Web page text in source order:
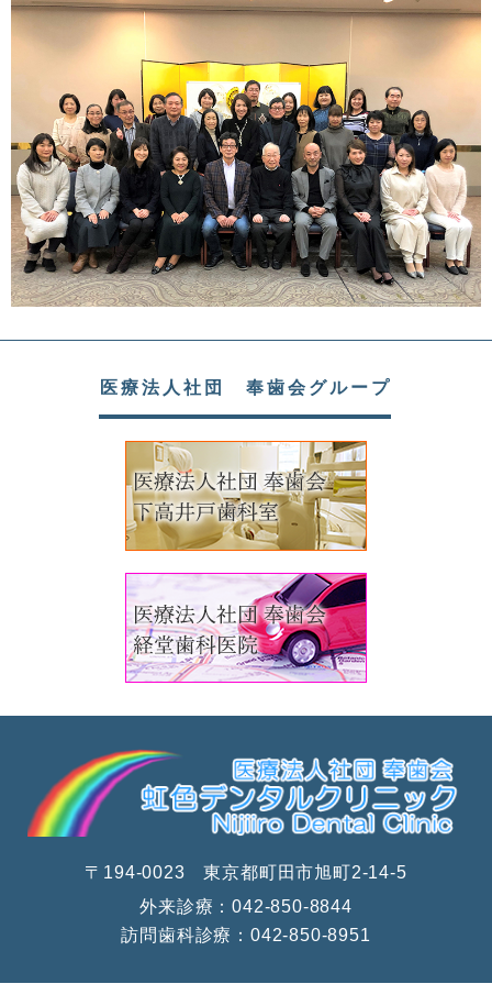
医療法人社団 奉歯会グループ
〒194-0023 東京都町田市旭町2-14-5
外来診療：042-850-8844
訪問歯科診療： 042-850-8951